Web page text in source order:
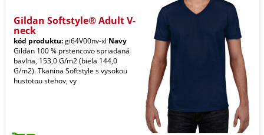
Gildan Softstyle® Adult V-
neck
kód produktu:gi64V00nv-xl Navy
Gildan 100 % prstencovo spriadaná
bavlna, 153,0 G/m2 (biela 144,0
G/m2). Tkanina Softstyle s vysokou
hustotou stehov, vy